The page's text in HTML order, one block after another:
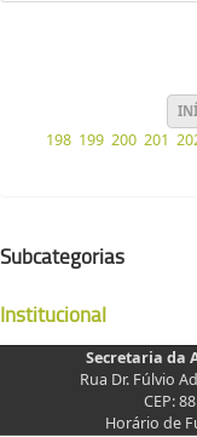
198 199 200 201
Subcategorias
Institucional
Secretaria da
Rua Dr. Fúlvio
CEP:
Horário de